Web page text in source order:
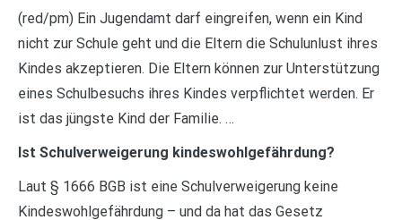
(red/pm) Ein Jugendamt darf eingreifen, wenn ein Kind
nicht zur Schule geht und die Eltern die Schulunlust ihres
Kindes akzeptieren. Die Eltern können zur Unterstützung
eines Schulbesuchs ihres Kindes verpflichtet werden. Er
ist das jüngste Kind der Familie. …
Ist Schulverweigerung kindeswohlgefährdung?
Laut § 1666 BGB ist eine Schulverweigerung keine
Kindeswohlgefährdung – und da hat das Gesetz